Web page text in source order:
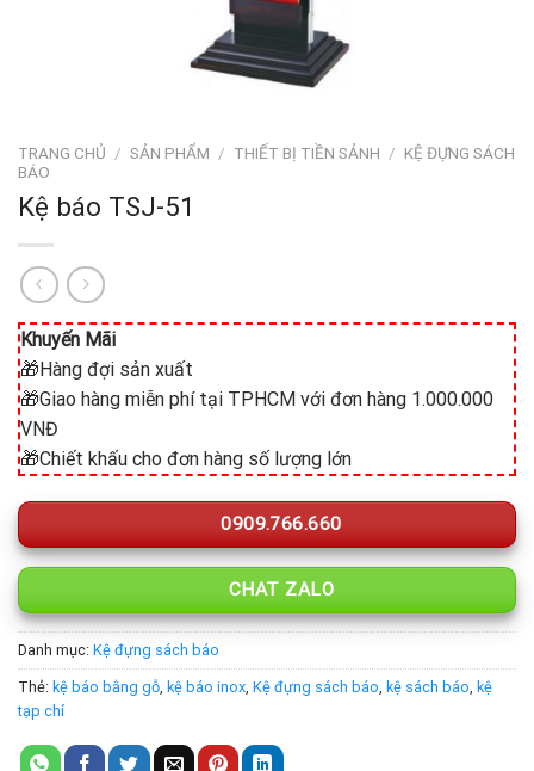
TRANG CHỦ / SẢN PHẨM / THIẾT BỊ TIỀN SẢNH / KỆ ĐỰNG SÁCH
BÁO
Kệ báo TSJ-51
Khuyến Mãi
🎁Hàng đợi sản xuất
🎁Giao hàng miễn phí tại TPHCM với đơn hàng 1.000.000
VNĐ
🎁Chiết khấu cho đơn hàng số lượng lớn
0909.766.660
CHAT ZALO
Danh mục: Kệ đựng sách báo
Thẻ: kệ báo bằng gỗ, kệ báo inox, Kệ đựng sách báo, kệ sách báo, kệ
tạp chí